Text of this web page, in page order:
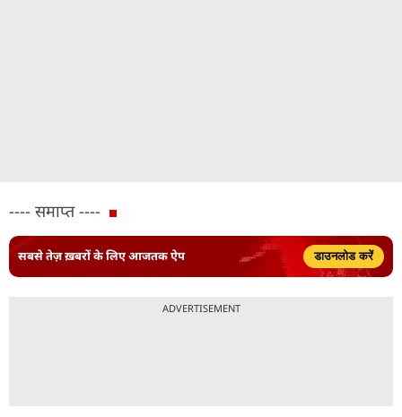
---- समाप्त ----
सबसे तेज़ ख़बरों के लिए आजतक ऐप डाउनलोड करें
ADVERTISEMENT